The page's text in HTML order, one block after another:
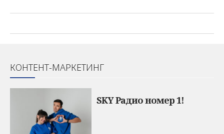
КОНТЕНТ-МАРКЕТИНГ
SKY Радио номер 1!